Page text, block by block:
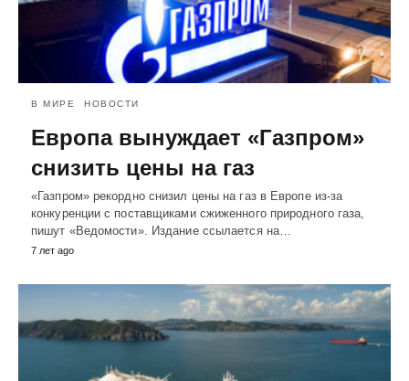
В МИРЕ НОВОСТИ
Европа вынуждает «Газпром»
снизить цены на газ
«Газпром» рекордно снизил цены на газ в Европе из-за
конкуренции с поставщиками сжиженного природного газа,
пишут «Ведомости». Издание ссылается на…
7 лет ago